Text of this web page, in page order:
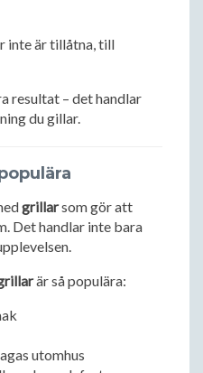
inte är tillåtna, till
resultat – det handlar
du gillar.
grillarsom gör att
Det handlar inte bara
är så populära:
utomhus